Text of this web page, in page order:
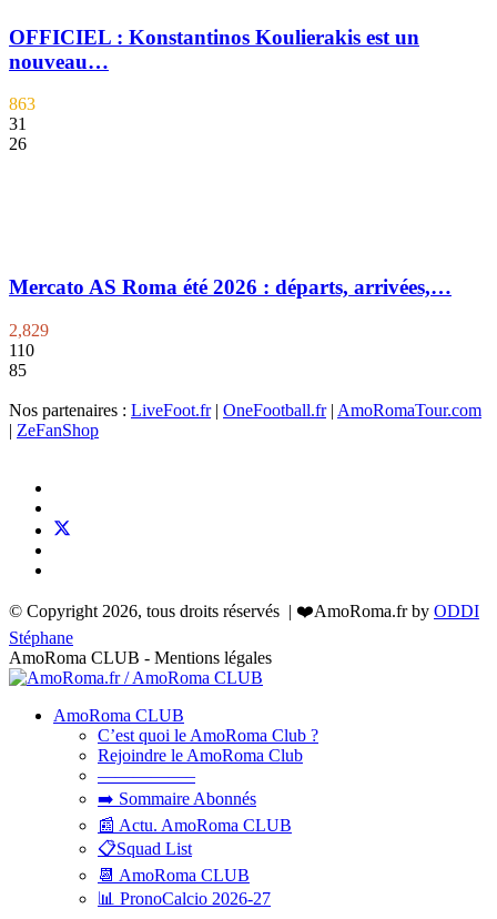
OFFICIEL : Konstantinos Koulierakis est un
nouveau…
863
31
26
Mercato AS Roma été 2026 : départs, arrivées,…
2,829
110
85
Nos partenaires : LiveFoot.fr| OneFootball.fr| AmoRomaTour.com
| ZeFanShop
© Copyright 2026, tous droits réservés | ❤️AmoRoma.fr by ODDI
Stéphane
AmoRoma CLUB - Mentions légales
AmoRoma CLUB
C’est quoi le AmoRoma Club ?
Rejoindre le AmoRoma Club
—————–
➡️ Sommaire Abonnés
📰 Actu. AmoRoma CLUB
📋Squad List
📆 AmoRoma CLUB
📊 PronoCalcio 2026-27